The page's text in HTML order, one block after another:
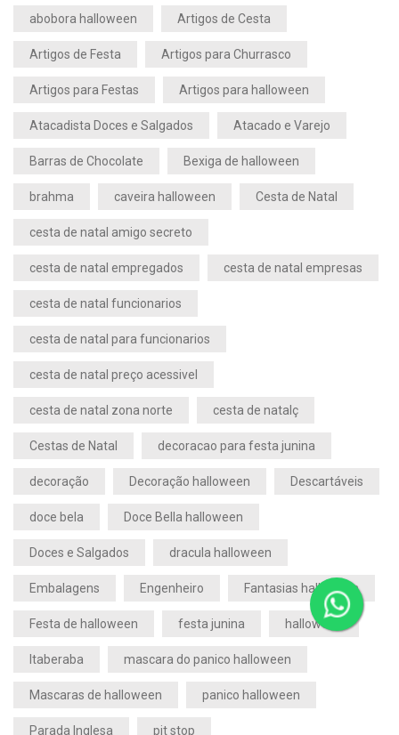
abobora halloween Artigos de Cesta
Artigos de Festa Artigos para Churrasco
Artigos para Festas Artigos para halloween
Atacadista Doces e Salgados Atacado e Varejo
Barras de Chocolate Bexiga de halloween
brahma caveira halloween Cesta de Natal
cesta de natal amigo secreto
cesta de natal empregados cesta de natal empresas
cesta de natal funcionarios
cesta de natal para funcionarios
cesta de natal preço acessivel
cesta de natal zona norte cesta de natalç
Cestas de Natal decoracao para festa junina
decoração Decoração halloween Descartáveis
doce bela Doce Bella halloween
Doces e Salgados dracula halloween
Embalagens Engenheiro Fantasias halloween
Festa de halloween festa junina halloween
Itaberaba mascara do panico halloween
Mascaras de halloween panico halloween
Parada Inglesa pit stop